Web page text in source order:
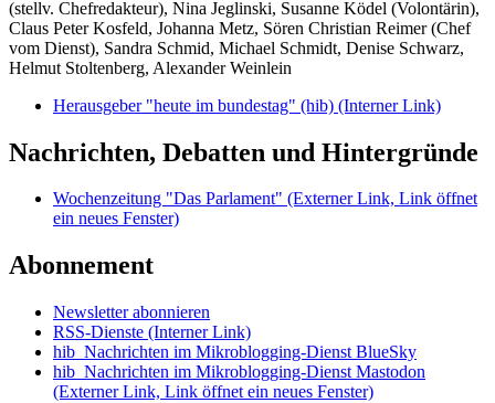
(stellv. Chefredakteur), Nina Jeglinski, Susanne Ködel (Volontärin),
Claus Peter Kosfeld, Johanna Metz, Sören Christian Reimer (Chef
vom Dienst), Sandra Schmid, Michael Schmidt, Denise Schwarz,
Helmut Stoltenberg, Alexander Weinlein
Herausgeber "heute im bundestag" (hib) (Interner Link)
Nachrichten, Debatten und Hintergründe
Wochenzeitung "Das Parlament" (Externer Link, Link öffnet
ein neues Fenster)
Abonnement
Newsletter abonnieren
RSS-Dienste (Interner Link)
hib_Nachrichten im Mikroblogging-Dienst BlueSky
hib_Nachrichten im Mikroblogging-Dienst Mastodon
(Externer Link, Link öffnet ein neues Fenster)